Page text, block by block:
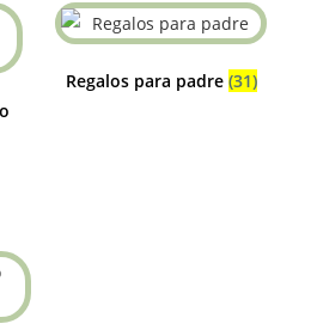
Regalos para padre (31)